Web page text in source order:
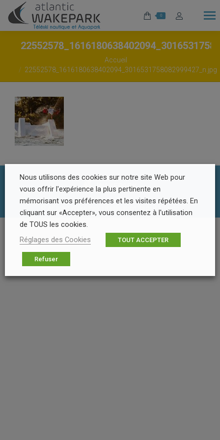
0
Accueil
22552578_1616180638402094_3016531758082999427_n.jpg
Footer Menu
© Atlantic Wake Park | Réalisation
Radius Design
Nous utilisons des cookies sur notre site Web pour
vous offrir l'expérience la plus pertinente en
mémorisant vos préférences et les visites répétées. En
cliquant sur «Accepter», vous consentez à l'utilisation
de TOUS les cookies.
Réglages des Cookies
TOUT ACCEPTER
Refuser